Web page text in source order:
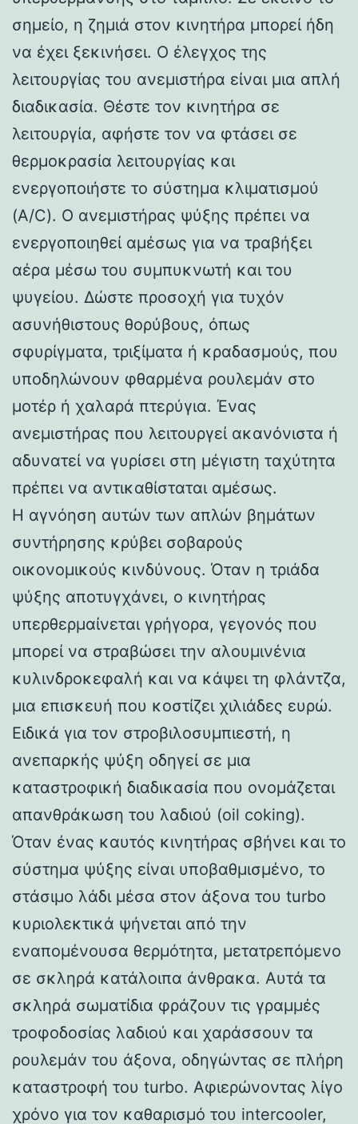
σημείο, η ζημιά στον κινητήρα μπορεί ήδη
να έχει ξεκινήσει. Ο έλεγχος της
λειτουργίας του ανεμιστήρα είναι μια απλή
διαδικασία. Θέστε τον κινητήρα σε
λειτουργία, αφήστε τον να φτάσει σε
θερμοκρασία λειτουργίας και
ενεργοποιήστε το σύστημα κλιματισμού
(A/C). Ο ανεμιστήρας ψύξης πρέπει να
ενεργοποιηθεί αμέσως για να τραβήξει
αέρα μέσω του συμπυκνωτή και του
ψυγείου. Δώστε προσοχή για τυχόν
ασυνήθιστους θορύβους, όπως
σφυρίγματα, τριξίματα ή κραδασμούς, που
υποδηλώνουν φθαρμένα ρουλεμάν στο
μοτέρ ή χαλαρά πτερύγια. Ένας
ανεμιστήρας που λειτουργεί ακανόνιστα ή
αδυνατεί να γυρίσει στη μέγιστη ταχύτητα
πρέπει να αντικαθίσταται αμέσως.
Η αγνόηση αυτών των απλών βημάτων
συντήρησης κρύβει σοβαρούς
οικονομικούς κινδύνους. Όταν η τριάδα
ψύξης αποτυγχάνει, ο κινητήρας
υπερθερμαίνεται γρήγορα, γεγονός που
μπορεί να στραβώσει την αλουμινένια
κυλινδροκεφαλή και να κάψει τη φλάντζα,
μια επισκευή που κοστίζει χιλιάδες ευρώ.
Ειδικά για τον στροβιλοσυμπιεστή, η
ανεπαρκής ψύξη οδηγεί σε μια
καταστροφική διαδικασία που ονομάζεται
απανθράκωση του λαδιού (oil coking).
Όταν ένας καυτός κινητήρας σβήνει και το
σύστημα ψύξης είναι υποβαθμισμένο, το
στάσιμο λάδι μέσα στον άξονα του turbo
κυριολεκτικά ψήνεται από την
εναπομένουσα θερμότητα, μετατρεπόμενο
σε σκληρά κατάλοιπα άνθρακα. Αυτά τα
σκληρά σωματίδια φράζουν τις γραμμές
τροφοδοσίας λαδιού και χαράσσουν τα
ρουλεμάν του άξονα, οδηγώντας σε πλήρη
καταστροφή του turbo. Αφιερώνοντας λίγο
χρόνο για τον καθαρισμό του intercooler,